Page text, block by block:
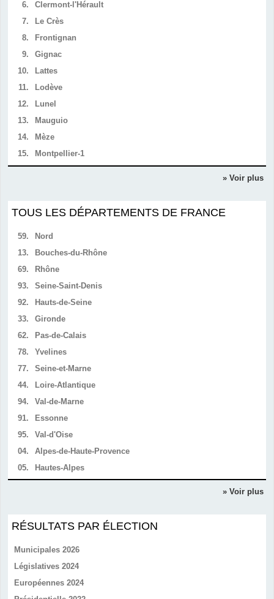
6.
Clermont-l'Hérault
7.
Le Crès
8.
Frontignan
9.
Gignac
10.
Lattes
11.
Lodève
12.
Lunel
13.
Mauguio
14.
Mèze
15.
Montpellier-1
» Voir plus
TOUS LES DÉPARTEMENTS DE FRANCE
59.
Nord
13.
Bouches-du-Rhône
69.
Rhône
93.
Seine-Saint-Denis
92.
Hauts-de-Seine
33.
Gironde
62.
Pas-de-Calais
78.
Yvelines
77.
Seine-et-Marne
44.
Loire-Atlantique
94.
Val-de-Marne
91.
Essonne
95.
Val-d'Oise
04.
Alpes-de-Haute-Provence
05.
Hautes-Alpes
» Voir plus
RÉSULTATS PAR ÉLECTION
Municipales 2026
Législatives 2024
Européennes 2024